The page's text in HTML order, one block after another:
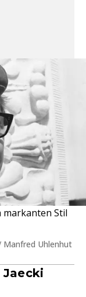
markanten Stil
Manfred Uhlenhut
Jaecki